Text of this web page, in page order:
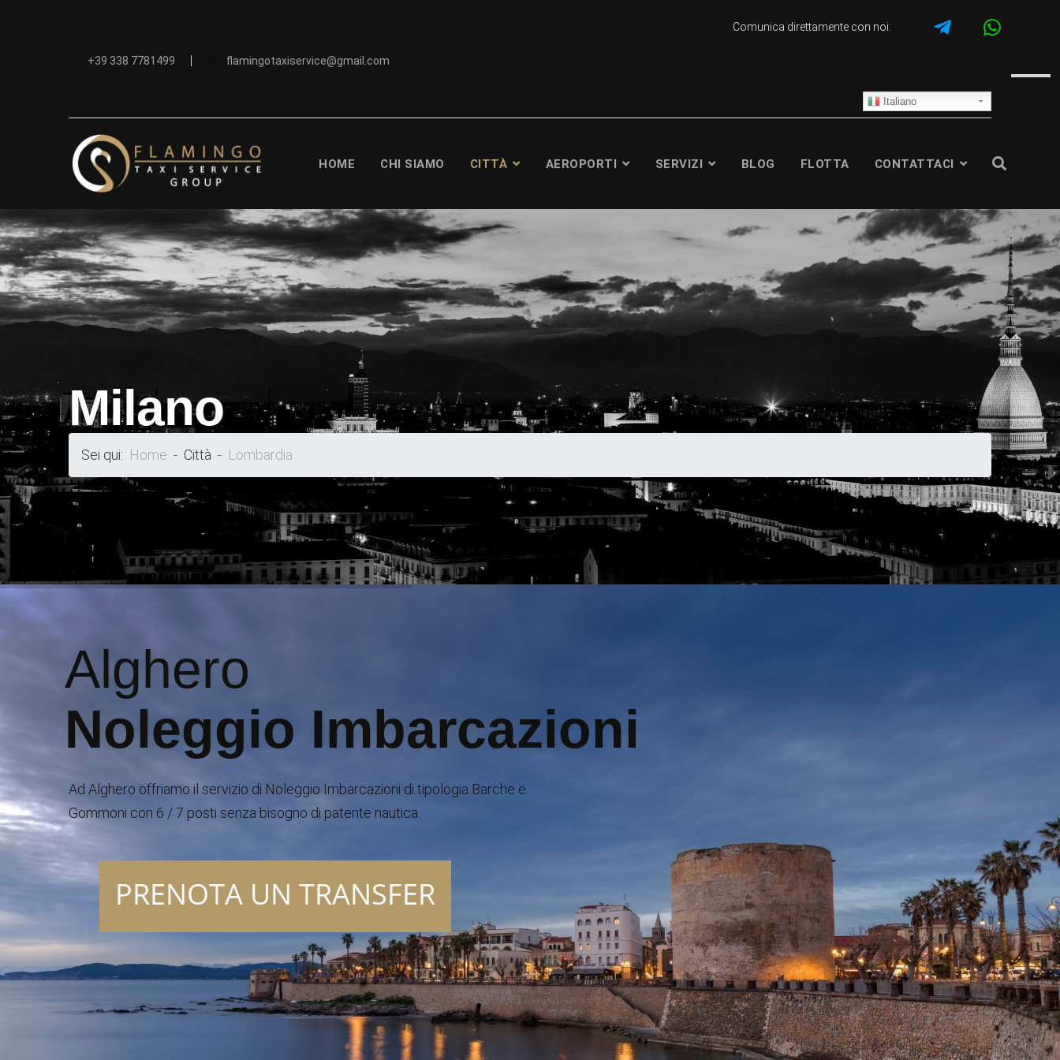
+39 338 7781499 flamingotaxiservice@gmail.com
Comunica direttamente con noi:
Italiano
HOME CHI SIAMO CITTÀ AEROPORTI SERVIZI BLOG FLOTTA CONTATTACI
Milano
Sei qui: Home Città Lombardia
Alghero
Noleggio Imbarcazioni
PRENOTA UN TRANSFER
Ad Alghero offriamo il servizio di Noleggio Imbarcazioni di tipologia Barche e
Gommoni con 6 / 7 posti senza bisogno di patente nautica.